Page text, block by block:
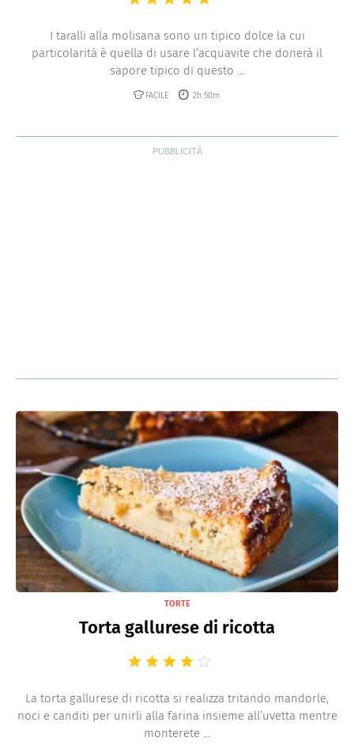
I taralli alla molisana sono un tipico dolce la cui
particolarità è quella di usare l’acquavite che donerà il
sapore tipico di questo ...
FACILE 2h 50m
TORTE
Torta gallurese di ricotta
La torta gallurese di ricotta si realizza tritando mandorle,
noci e canditi per unirli alla farina insieme all’uvetta mentre
monterete ...